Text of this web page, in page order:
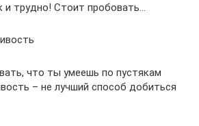
и трудно! Стоит пробовать…
что ты умеешь по пустякам
– не лучший способ добиться